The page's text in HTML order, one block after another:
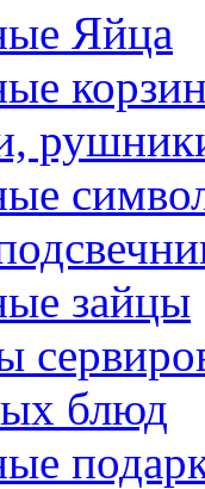
Яйца
зайцы
блюд